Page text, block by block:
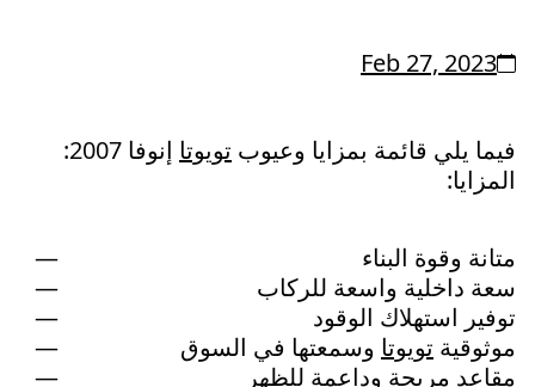
Feb 27, 2023
فيما يلي قائمة بمزايا وعيوب تويوتا
إنوفا 2007:
المزايا:
متانة وقوة البناء
سعة داخلية واسعة للركاب
توفير استهلاك الوقود
موثوقية تويوتا وسمعتها في السوق
مقاعد مريحة وداعمة للظهر